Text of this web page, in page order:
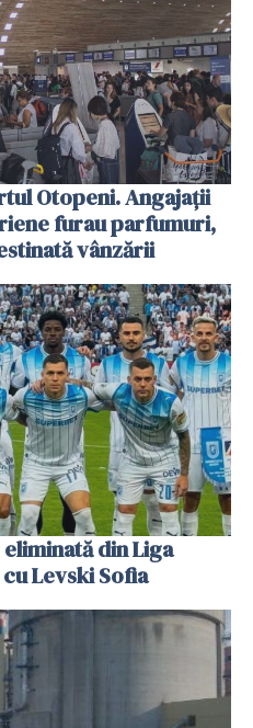
Otopeni. Angajații
furau parfumuri,
vânzării
din Liga
Levski Sofia